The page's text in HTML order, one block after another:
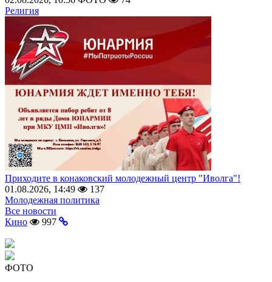
Религия
Приходите в конаковский молодежный центр "Иволга"!
01.08.2026, 14:49
137
Молодежная политика
Все новости
Кино
997
ФОТО